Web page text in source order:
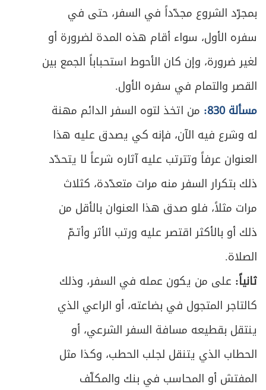
بمجرّد الشروع مجدّداً في السفر، حتى في
سفره الأول، سواء أقام هذه المدة لضرورة أو
لغير ضرورة، وإن كان الأحوط استحباباً الجمع بين
القصر والتمام في سفره الأول.
مسألة 830:
من اتخذ لتوه السفر الدائم مهنة
له وشرع فيه الآن، فإنه كي يصدق عليه هذا
العنوان عرفاً وتترتب عليه آثاره شرعاً لا يتحدّد
ذلك بتكرار السفر منه مرات متعدّدة، كثلاث
مرات مثلاً، فلو صدق هذا العنوان بالأقل من
ذلك أو بالأكثر اقتصر عليه ورتب الأثر وأتـمّ
الصلاة.
ثانياً: على من يكون عمله في السفر، وذلك
كالتاجر المتجول في بضاعته، أو الراعي الذي
ينتقل بقطيعه مسافة السفر الشرعي، أو
الحطاب الذي يتنقل لجلب الحطب، وكذا مثل
المفتش أو المحاسب في بنك والمكلّف